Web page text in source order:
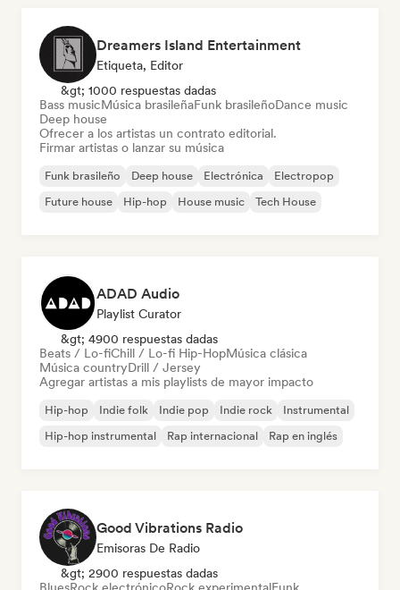
Dreamers Island Entertainment
Etiqueta, Editor
&gt; 1000 respuestas dadas
Bass musicMúsica brasileñaFunk brasileñoDance music
Deep house
Ofrecer a los artistas un contrato editorial.
Firmar artistas o lanzar su música
Funk brasileño Deep house Electrónica
Electropop
Future house
Hip-hop House music Tech House
ADAD Audio
Playlist Curator
&gt; 4900 respuestas dadas
Beats / Lo-fiChill / Lo-fi Hip-HopMúsica clásica
Música countryDrill / Jersey
Agregar artistas a mis playlists de mayor impacto
Hip-hop Indie folk Indie pop Indie rock
Instrumental
Hip-hop instrumental
Rap internacional Rap en inglés
Good Vibrations Radio
Emisoras De Radio
&gt; 2900 respuestas dadas